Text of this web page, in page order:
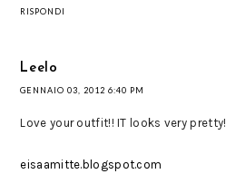
RISPONDI
Leelo
GENNAIO 03, 2012 6:40 PM
Love your outfit!! IT looks very pretty!
eisaamitte.blogspot.com